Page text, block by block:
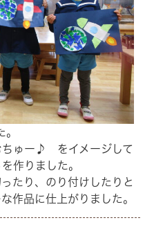
ゅー♪ をイメージして
作りました。
たり、のり付けしたりと
作品に仕上がりました。